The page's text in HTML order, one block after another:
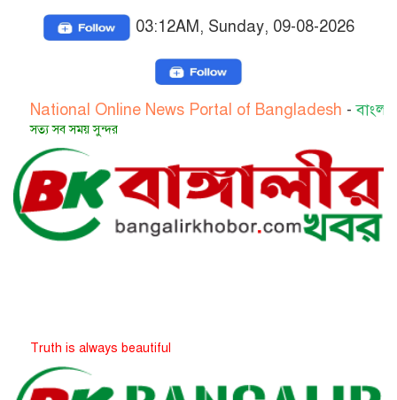
03:12AM, Sunday, 09-08-2026
Online News Portal of Bangladesh-বাংলাদেশের
সময় সুন্দর
always beautiful